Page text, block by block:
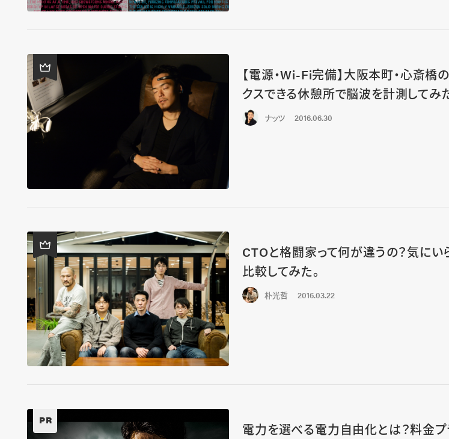
【電源・Wi-Fi完備】大阪本町・心斎橋
クスできる休憩所で脳波を計測してみ
ナッツ 2016.06.30
CTOと格闘家って何が違うの？気にい
比較してみた。
朴光哲 2016.03.22
PR
電力を選べる電力自由化とは？料金プ